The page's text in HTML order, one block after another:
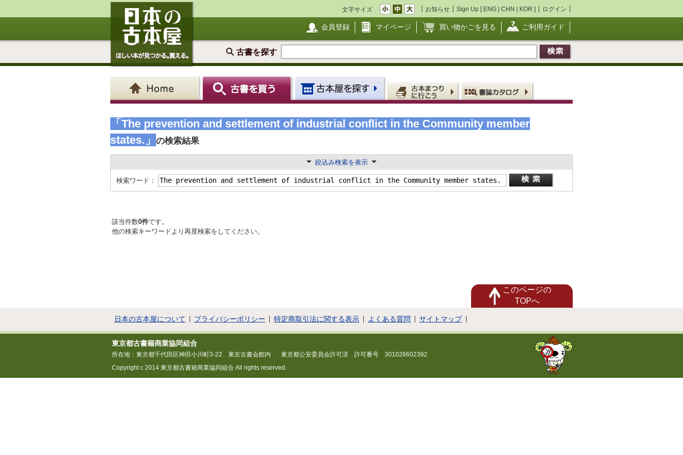
文字サイズ お知らせ Sign Up [ ENG | CHN | KOR ] ログイン
会員登録 マイページ 買い物かごを見る ご利用ガイド
古書を探す
「The prevention and settlement of industrial conflict in the Community member
states.」
の検索結果
絞込み検索を表示
検索ワード：
該当件数0件です。
他の検索キーワードより再度検索をしてください。
このページの
TOPへ
日本の古本屋について プライバシーポリシー 特定商取引法に関する表示 よくある質問 サイトマップ
東京都古書籍商業協同組合
所在地：東京都千代田区神田小川町3-22 東京古書会館内
東京都公安委員会許可済 許可番号 301026602392
Copyright c 2014 東京都古書籍商業協同組合 All rights reserved.